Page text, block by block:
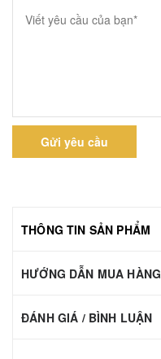
Gửi yêu cầu
THÔNG TIN SẢN PHẨM
HƯỚNG DẪN MUA HÀNG
ĐÁNH GIÁ / BÌNH LUẬN